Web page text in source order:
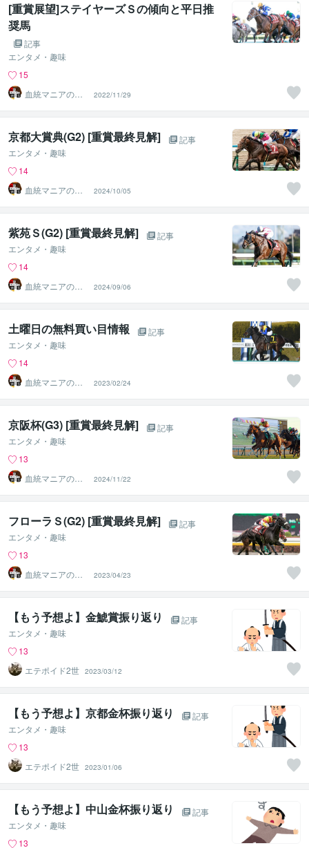
[重賞展望]ステイヤーズＳの傾向と平日推
奨馬
記事
エンタメ・趣味
15
血統マニアの独
り言
2022/11/29
京都大賞典(G2) [重賞最終見解]
記事
エンタメ・趣味
14
血統マニアの独
り言
2024/10/05
紫苑Ｓ(G2) [重賞最終見解]
記事
エンタメ・趣味
14
血統マニアの独
り言
2024/09/06
土曜日の無料買い目情報
記事
エンタメ・趣味
14
血統マニアの独
り言
2023/02/24
京阪杯(G3) [重賞最終見解]
記事
エンタメ・趣味
13
血統マニアの独
り言
2024/11/22
フローラＳ(G2) [重賞最終見解]
記事
エンタメ・趣味
13
血統マニアの独
り言
2023/04/23
【もう予想よ】金鯱賞振り返り
記事
エンタメ・趣味
13
エテポイド2世 2023/03/12
【もう予想よ】京都金杯振り返り
記事
エンタメ・趣味
13
エテポイド2世 2023/01/06
【もう予想よ】中山金杯振り返り
記事
エンタメ・趣味
13